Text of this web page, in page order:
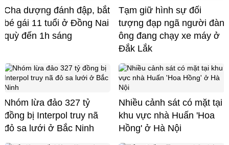
Cha dượng đánh đập, bắt
bé gái 11 tuổi ở Đồng Nai
quỳ đến 1h sáng
Tạm giữ hình sự đối
tượng đạp ngã người đàn
ông đang chạy xe máy ở
Đắk Lắk
Nhóm lừa đảo 327 tỷ
đồng bị Interpol truy nã
đỏ sa lưới ở Bắc Ninh
Nhiều cảnh sát có mặt tại
khu vực nhà Huấn 'Hoa
Hồng' ở Hà Nội